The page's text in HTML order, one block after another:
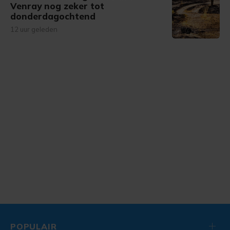
Venray nog zeker tot
donderdagochtend
12 uur geleden
POPULAIR